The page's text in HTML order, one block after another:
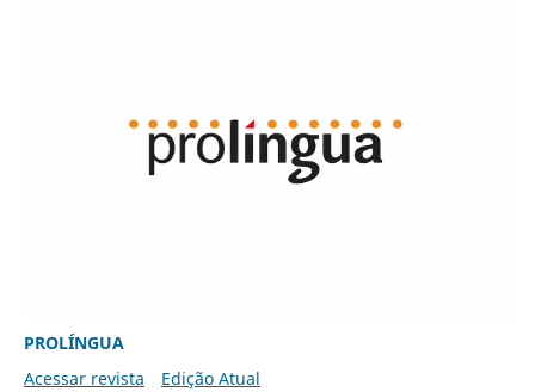
PROLÍNGUA
Acessar revista
Edição Atual